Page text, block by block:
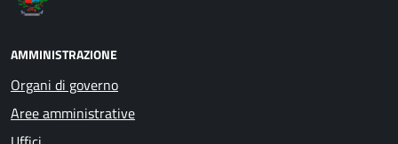
AMMINISTRAZIONE
Organi di governo
Aree amministrative